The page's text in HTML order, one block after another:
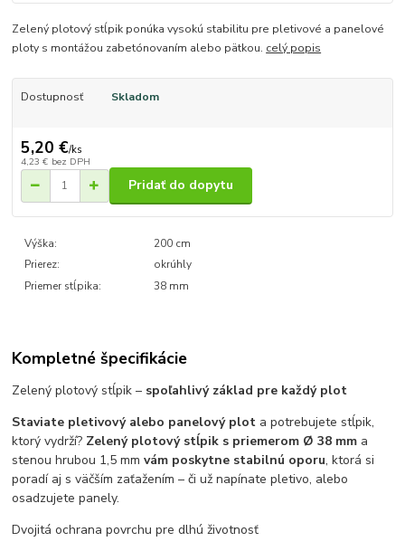
Zelený plotový stĺpik ponúka vysokú stabilitu pre pletivové a panelové
ploty s montážou zabetónovaním alebo pätkou. celý popis
Dostupnosť Skladom
5,20 €/ks
4,23 € bez DPH
Pridať do dopytu
Výška:
200 cm
Prierez:
okrúhly
Priemer stĺpika:
38 mm
Kompletné špecifikácie
Zelený plotový stĺpik – spoľahlivý základ pre každý plot
Staviate pletivový alebo panelový plot a potrebujete stĺpik,
ktorý vydrží? Zelený plotový stĺpik s priemerom Ø 38 mm a
stenou hrubou 1,5 mmvám poskytne stabilnú oporu, ktorá si
poradí aj s väčším zaťažením – či už napínate pletivo, alebo
osadzujete panely.
Dvojitá ochrana povrchu pre dlhú životnosť